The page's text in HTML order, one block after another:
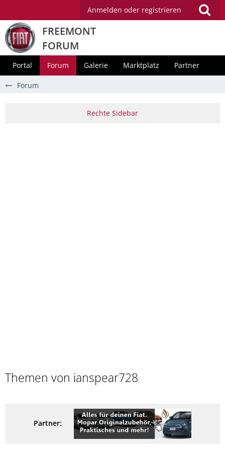
Anmelden oder registrieren
FREEMONT
FORUM
Portal Forum Galerie Marktplatz Partner
Forum
Themen von ianspear728
Partner: